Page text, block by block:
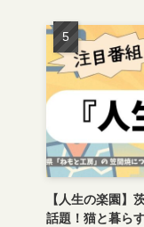
【人生の楽園】
話題！猫と暮ら